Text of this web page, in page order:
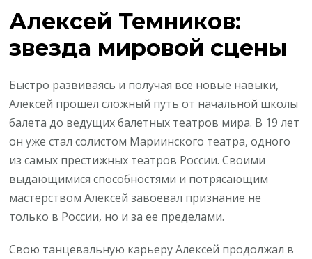
Алексей Темников:
звезда мировой сцены
Быстро развиваясь и получая все новые навыки,
Алексей прошел сложный путь от начальной школы
балета до ведущих балетных театров мира. В 19 лет
он уже стал солистом Мариинского театра, одного
из самых престижных театров России. Своими
выдающимися способностями и потрясающим
мастерством Алексей завоевал признание не
только в России, но и за ее пределами.
Свою танцевальную карьеру Алексей продолжал в